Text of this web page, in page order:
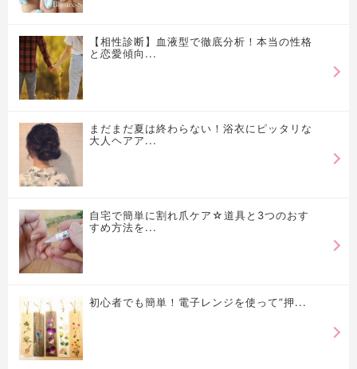
【相性診断】血液型で徹底分析！本当の性格
と恋愛傾向...
まだまだ夏は終わらない！浴衣にピッタリな
大人ヘアア...
自宅で簡単に割れ爪ケア☆道具と3つのおす
すめ方法を...
初心者でも簡単！電子レンジを使って”押...